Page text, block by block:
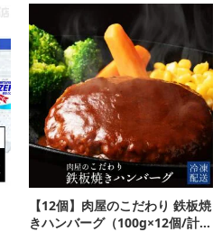
【12個】肉屋のこだわり 鉄板焼
きハンバーグ（100g×12個/計1.